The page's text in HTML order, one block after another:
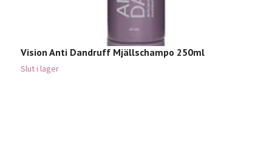
Vision Anti Dandruff Mjällschampo 250ml
Slut i lager